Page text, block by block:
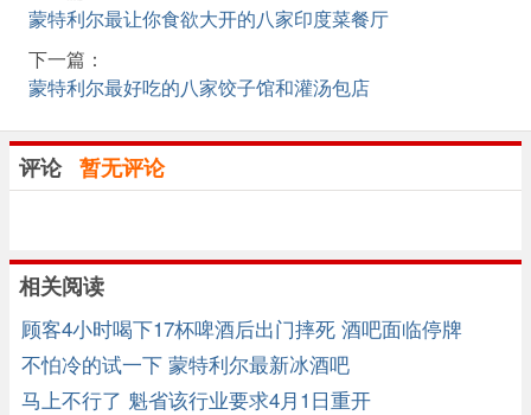
蒙特利尔最让你食欲大开的八家印度菜餐厅
下一篇：
蒙特利尔最好吃的八家饺子馆和灌汤包店
评论 暂无评论
相关阅读
顾客4小时喝下17杯啤酒后出门摔死 酒吧面临停牌
不怕冷的试一下 蒙特利尔最新冰酒吧
马上不行了 魁省该行业要求4月1日重开